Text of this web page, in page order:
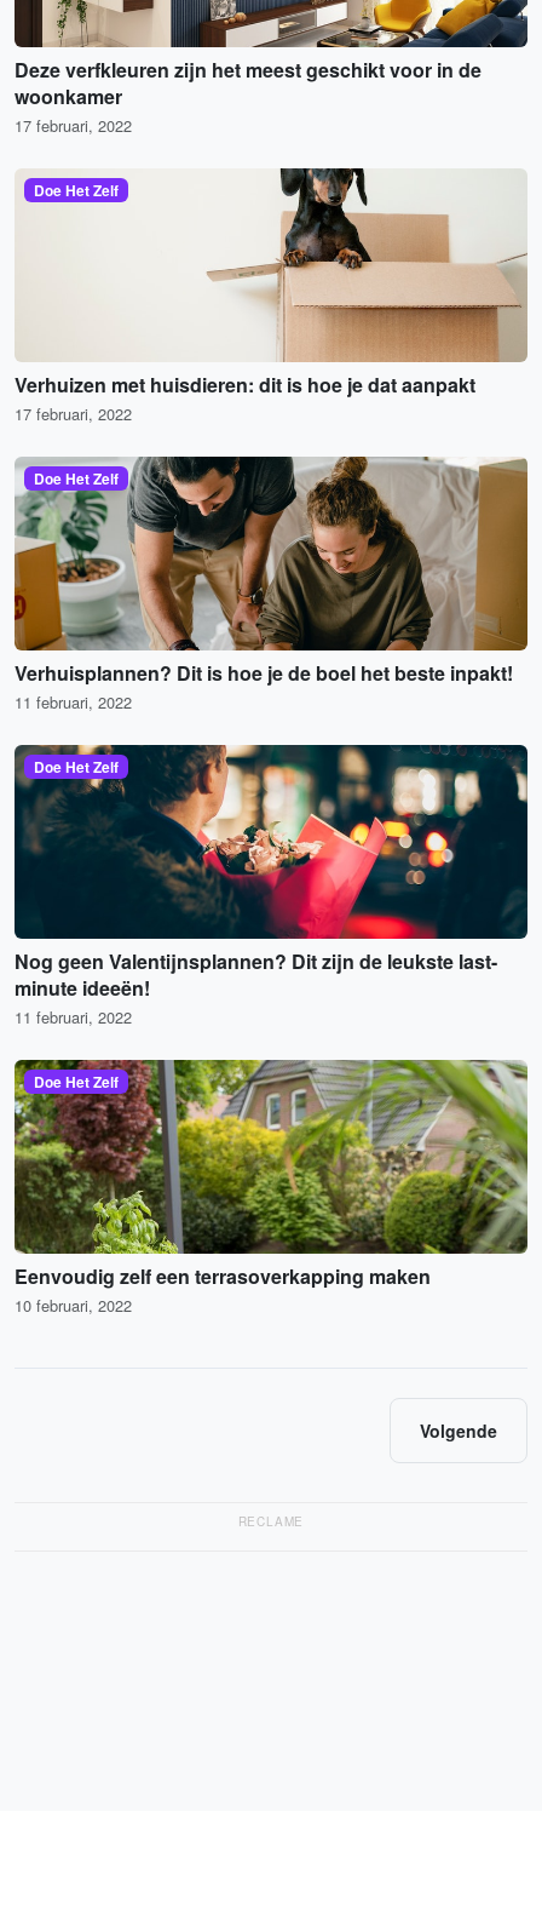
Deze verfkleuren zijn het meest geschikt voor in de
woonkamer
17 februari, 2022
Doe Het Zelf
Verhuizen met huisdieren: dit is hoe je dat aanpakt
17 februari, 2022
Doe Het Zelf
Verhuisplannen? Dit is hoe je de boel het beste inpakt!
11 februari, 2022
Doe Het Zelf
Nog geen Valentijnsplannen? Dit zijn de leukste last-
minute ideeën!
11 februari, 2022
Doe Het Zelf
Eenvoudig zelf een terrasoverkapping maken
10 februari, 2022
Volgende
RECLAME